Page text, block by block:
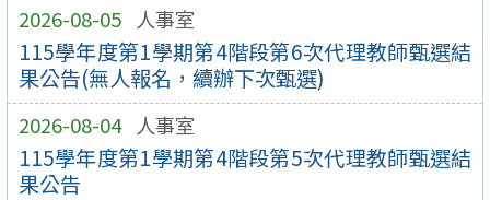
2026-08-05 人事室
115學年度第1學期第4階段第6次代理教師甄選結
果公告(無人報名，續辦下次甄選)
2026-08-04 人事室
115學年度第1學期第4階段第5次代理教師甄選結
果公告